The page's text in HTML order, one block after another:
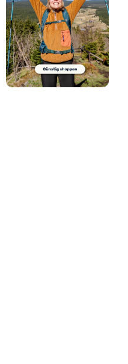
Zelt Big Agnes Fly Creek